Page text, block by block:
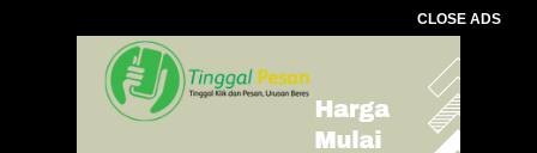
CLOSE ADS